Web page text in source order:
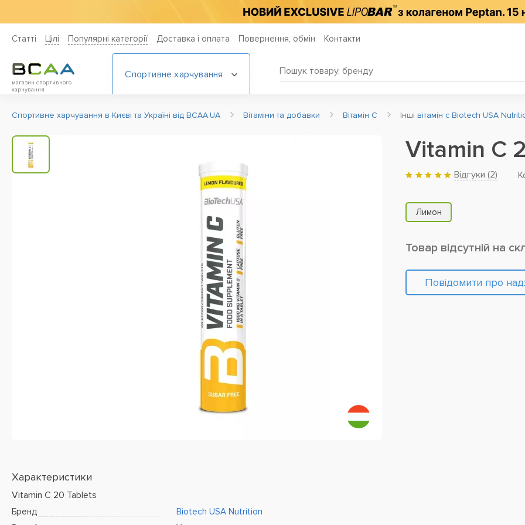
Статті Цiлi Популярні категорії Доставка і оплата Повернення, обмін Контакти
магазин спортивного
харчування
Спортивне харчування
Спортивне харчування в Києві та Україні від BCAA.UA Вітаміни та добавки Вітамін C Інші вітамін c Biotech USA
Характеристики
Vitamin C 20 Tablets
Бренд
Biotech USA Nutrition
Vitamin C
Відгуки (2)
Лимон
Товар відсутній на
Повідомити про